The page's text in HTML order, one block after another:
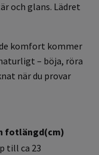
och glans. Lädret
komfort kommer
– böja, röra
när du provar
fotlängd(cm)
till ca 23